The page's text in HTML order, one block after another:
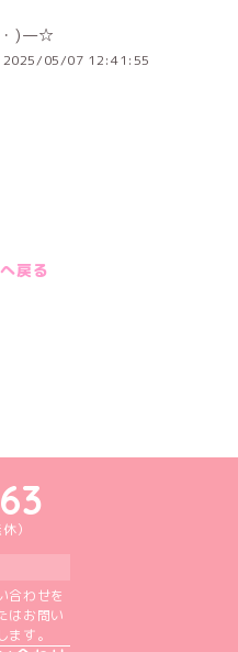
・⁠)⁠—⁠☆
2025/05/07 12:41:55
戻る
公式アカウント
みんX公式アカウント
りーみんInstagram公式アカウント
めいどりーみんFacebook公式アカウン
めいどりーみんYouTube公式アカ
）
合わせを
はお問い
す。